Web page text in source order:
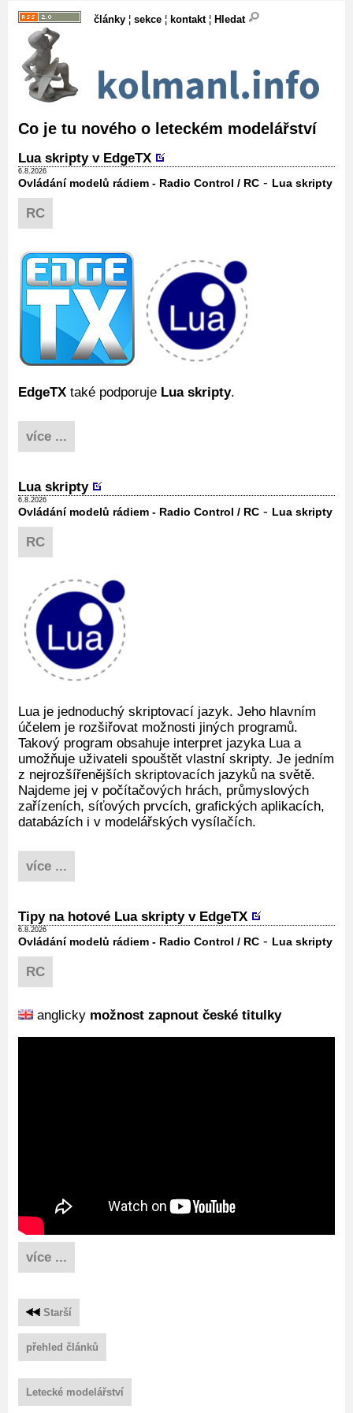
články ¦ sekce ¦ kontakt¦ Hledat
Co je tu nového o leteckém modelářství
Lua skripty v EdgeTX
6.8.2026
Ovládání modelů rádiem - Radio Control / RC - Lua skripty
RC
EdgeTX také podporuje Lua skripty.
více ...
Lua skripty
6.8.2026
Ovládání modelů rádiem - Radio Control / RC - Lua skripty
RC
Lua je jednoduchý skriptovací jazyk. Jeho hlavním
účelem je rozšiřovat možnosti jiných programů.
Takový program obsahuje interpret jazyka Lua a
umožňuje uživateli spouštět vlastní skripty. Je jedním
z nejrozšířenějších skriptovacích jazyků na světě.
Najdeme jej v počítačových hrách, průmyslových
zařízeních, síťových prvcích, grafických aplikacích,
databázích i v modelářských vysílačích.
více ...
Tipy na hotové Lua skripty v EdgeTX
6.8.2026
Ovládání modelů rádiem - Radio Control / RC - Lua skripty
RC
anglicky možnost zapnout české titulky
více ...
Starší
přehled článků
Letecké modelářství